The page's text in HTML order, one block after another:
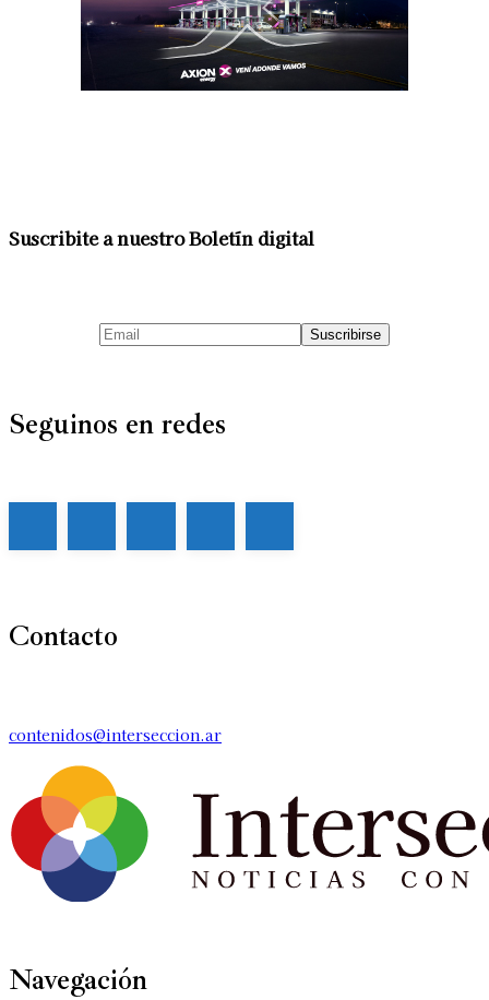
Suscribite a nuestro Boletín digital
Seguinos en redes
Contacto
contenidos@interseccion.ar
Navegación